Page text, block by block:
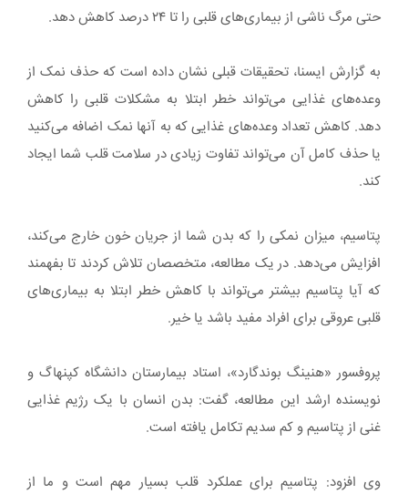
حتی مرگ ناشی از بیماری‌های قلبی را تا ۲۴ درصد کاهش دهد.
به گزارش ایسنا، تحقیقات قبلی نشان داده است که حذف نمک از
وعده‌های غذایی می‌تواند خطر ابتلا به مشکلات قلبی را کاهش
دهد. کاهش تعداد وعده‌های غذایی که به آنها نمک اضافه می‌کنید
یا حذف کامل آن می‌تواند تفاوت زیادی در سلامت قلب شما ایجاد
کند.
پتاسیم، میزان نمکی را که بدن شما از جریان خون خارج می‌کند،
افزایش می‌دهد. در یک مطالعه، متخصصان تلاش کردند تا بفهمند
که آیا پتاسیم بیشتر می‌تواند با کاهش خطر ابتلا به بیماری‌های
قلبی عروقی برای افراد مفید باشد یا خیر.
پروفسور «هنینگ بوندگارد»، استاد بیمارستان دانشگاه کپنهاگ و
نویسنده ارشد این مطالعه، گفت: بدن انسان با یک رژیم غذایی
غنی از پتاسیم و کم سدیم تکامل یافته است.
وی افزود: پتاسیم برای عملکرد قلب بسیار مهم است و ما از